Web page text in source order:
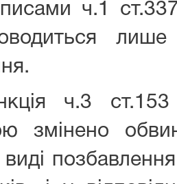
ч.1 ст.337
ч.3 ст.153
змінено